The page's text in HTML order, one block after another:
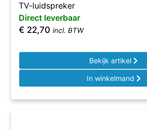
TV-luidspreker
Direct leverbaar
€ 22,70 incl. BTW
Bekijk artikel
In winkelmand